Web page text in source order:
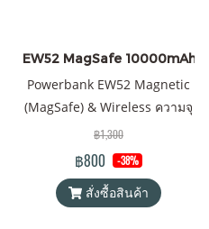
EW52 MagSafe 10000mAh
Powerbank EW52 Magnetic
(MagSafe) & Wireless ความจุ
10000mAh QC 3.0 | PD 20W
พาวเวอร์แบงค์ Orsen by
Eloop ของแท้ 100% ได้รับ
มาตรฐานมอก.2879-2560 แถม
฿1,300
฿800 -38%
สั่งซื้อสินค้า